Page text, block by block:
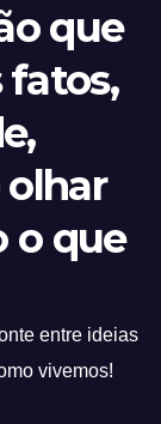
que
fatos,
o que
entre ideias
vivemos!